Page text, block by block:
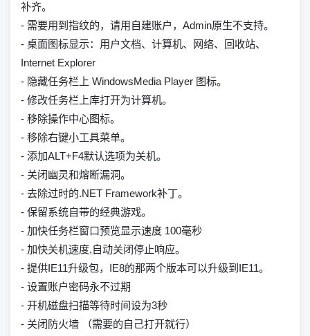
补齐。
- 需要用到指纹的，请用自建账户，Admin原生不支持。
- 桌面图标显示：用户文档、计算机、网络、回收站、
Internet Explorer
- 隐藏任务栏上 WindowsMedia Player 图标。
- 修改任务栏上库打开为计算机。
- 移除操作中心图标。
- 移除右键小工具菜单。
- 添加ALT+F4默认选项为关机。
- 关闭幽灵和熔断漏洞。
- 去除过时的.NET Framework补丁。
- 保留系统自带的经典游戏。
- 加快任务栏窗口预览显示速度 100毫秒
- 加快关机速度,自动关闭停止响应。
- 提供IE11升级包，IE8的那两个版本可以升级到IE11。
- 设置账户密码永不过期
- 开机磁盘扫描等待时间设为3秒
- 关闭防火墙 （需要的自己打开就行）